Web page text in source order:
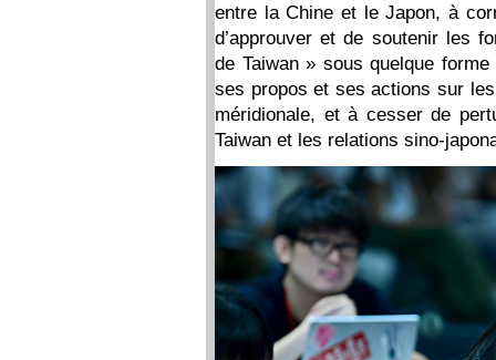
entre la Chine et le Japon, à
d’approuver et de soutenir les
de Taiwan » sous quelque
ses propos et ses actions sur
méridionale, et à cesser de
Taiwan et les relations sino-